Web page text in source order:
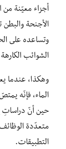
أجزاء معيّنة من
الأجنحة والبطن
وتساعده على
الشوائب
وهكذا، عندما
الماء، فإنّه
حين أنّ دراساتِ
متعدّدة
التطبيقات.